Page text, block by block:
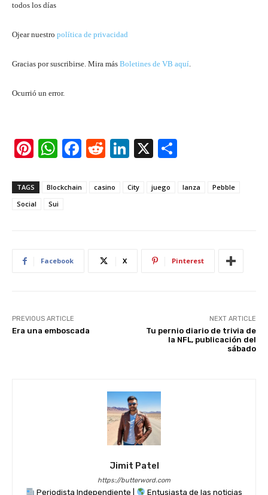
todos los días
Ojear nuestro política de privacidad
Gracias por suscribirse. Mira más Boletines de VB aquí.
Ocurrió un error.
Pi
er
e
W
at
s
p
F
R
d
Li
k
X
ar
TAGS Blockchain casino City juego lanza
Pebble
Social
Sui
Facebook X Pinterest
PREVIOUS ARTICLE
Era una emboscada
NEXT ARTICLE
Tu pernio diario de trivia de
la NFL, publicación del
sábado
Jimit Patel
https://butterword.com
Periodista Independiente | Entusiasta de las noticias